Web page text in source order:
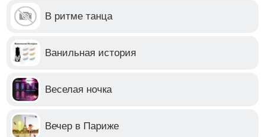
В ритме танца
Ванильная история
Веселая ночка
Вечер в Париже